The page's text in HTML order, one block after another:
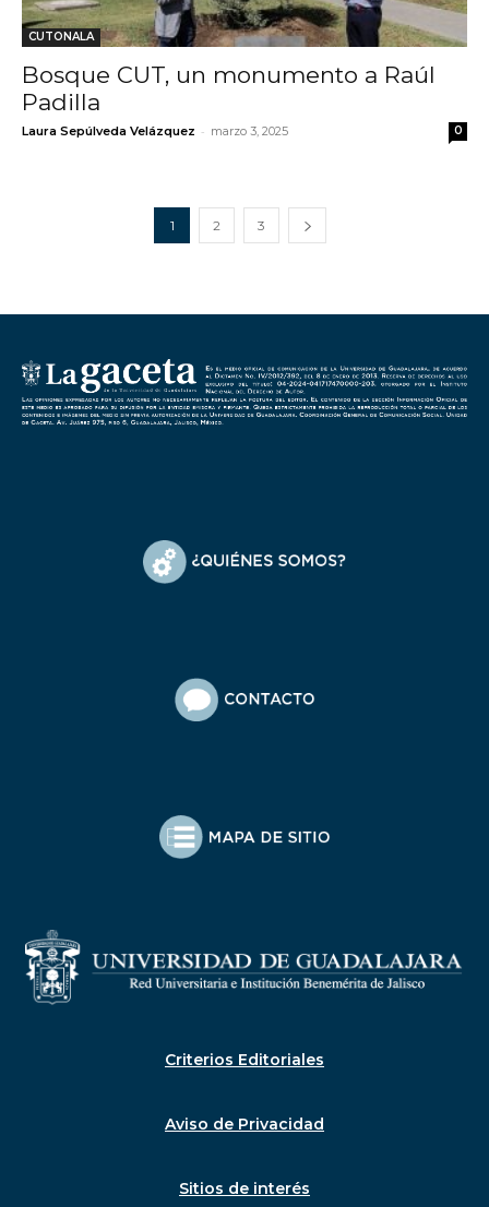
CUTONALA
Bosque CUT, un monumento a Raúl
Padilla
Laura Sepúlveda Velázquez - marzo 3, 2025 0
1 2 3
Criterios Editoriales
Aviso de Privacidad
Sitios de interés